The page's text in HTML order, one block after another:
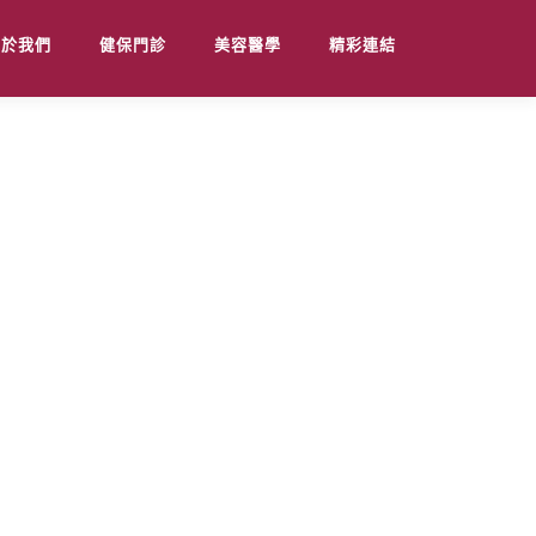
我們 健保門診 美容醫學 精彩連結